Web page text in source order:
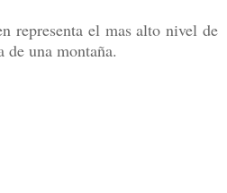
representa el mas alto nivel de
una montaña.